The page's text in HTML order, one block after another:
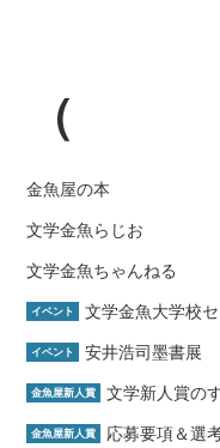
金魚屋の本
文学金魚らじお
文学金魚ちゃんねる
イベント 文学金魚大学校
イベント 安井浩司墨書展
金魚屋新人賞 文学新人賞の
金魚屋新人賞 応募要項＆選